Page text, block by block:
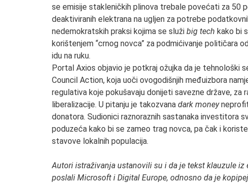
se emisije stakleničkih plinova trebale povećati za 50
deaktiviranih elektrana na ugljen za potrebe
nedemokratskih praksi kojima se služi big tech kako bi
korištenjem “crnog novca” za podmićivanje političara
idu na ruku.
Portal Axios objavio je potkraj ožujka da je tehnološki
Council Action, koja uoči ovogodišnjih međuizbora
regulativa koje pokušavaju donijeti savezne države,
liberalizacije. U pitanju je takozvana dark money
donatora. Sudionici raznoraznih sastanaka investitora
poduzeća kako bi se zameo trag novca, pa čak i
stavove lokalnih populacija.
Autori istraživanja ustanovili su i da je tekst klauzule
poslali Microsoft i Digital Europe, odnosno da je